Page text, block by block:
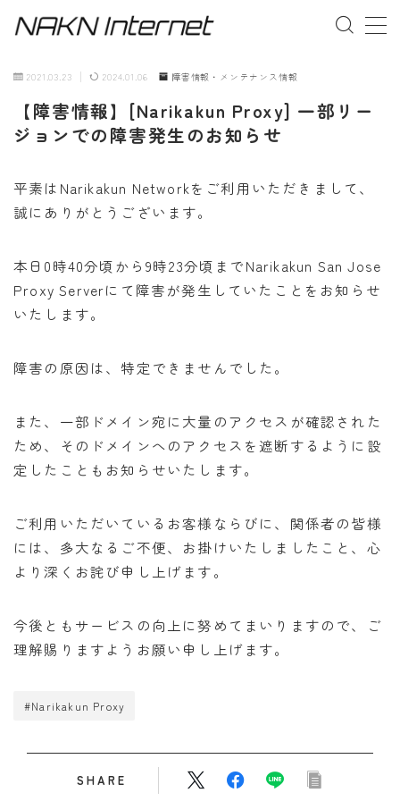
MENU
事業概要
2021.03.23 2024.01.06 障害情報・メンテナンス情報
【障害情報】[Narikakun Proxy] 一部リー
ジョンでの障害発生のお知らせ
平素はNarikakun Networkをご利用いただきまして、
誠にありがとうございます。
本日0時40分頃から9時23分頃までNarikakun San Jose
Proxy Serverにて障害が発生していたことをお知らせ
いたします。
障害の原因は、特定できませんでした。
また、一部ドメイン宛に大量のアクセスが確認された
ため、そのドメインへのアクセスを遮断するように設
定したこともお知らせいたします。
ご利用いただいているお客様ならびに、関係者の皆様
には、多大なるご不便、お掛けいたしましたこと、心
より深くお詫び申し上げます。
今後ともサービスの向上に努めてまいりますので、ご
理解賜りますようお願い申し上げます。
#Narikakun Proxy
SHARE